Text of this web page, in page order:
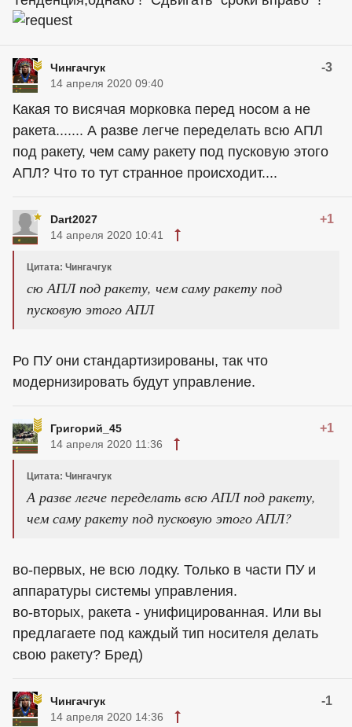
Чингачгук -3
14 апреля 2020 09:40
Какая то висячая морковка перед носом а не
ракета....... А разве легче переделать всю АПЛ
под ракету, чем саму ракету под пусковую этого
АПЛ? Что то тут странное происходит....
Dart2027 +1
14 апреля 2020 10:41
Цитата: Чингачгук
сю АПЛ под ракету, чем саму ракету под
пусковую этого АПЛ
Ро ПУ они стандартизированы, так что
модернизировать будут управление.
Григорий_45 +1
14 апреля 2020 11:36
Цитата: Чингачгук
А разве легче переделать всю АПЛ под ракету,
чем саму ракету под пусковую этого АПЛ?
во-первых, не всю лодку. Только в части ПУ и
аппаратуры системы управления.
во-вторых, ракета - унифицированная. Или вы
предлагаете под каждый тип носителя делать
свою ракету? Бред)
Чингачгук -1
14 апреля 2020 14:36